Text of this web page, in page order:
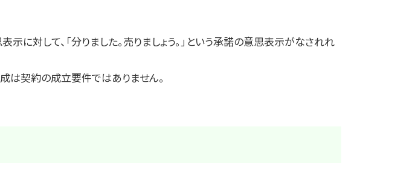
に対して、「分りました。売りましょう。」という承諾の意思表示がなされれ
は契約の成立要件ではありません。